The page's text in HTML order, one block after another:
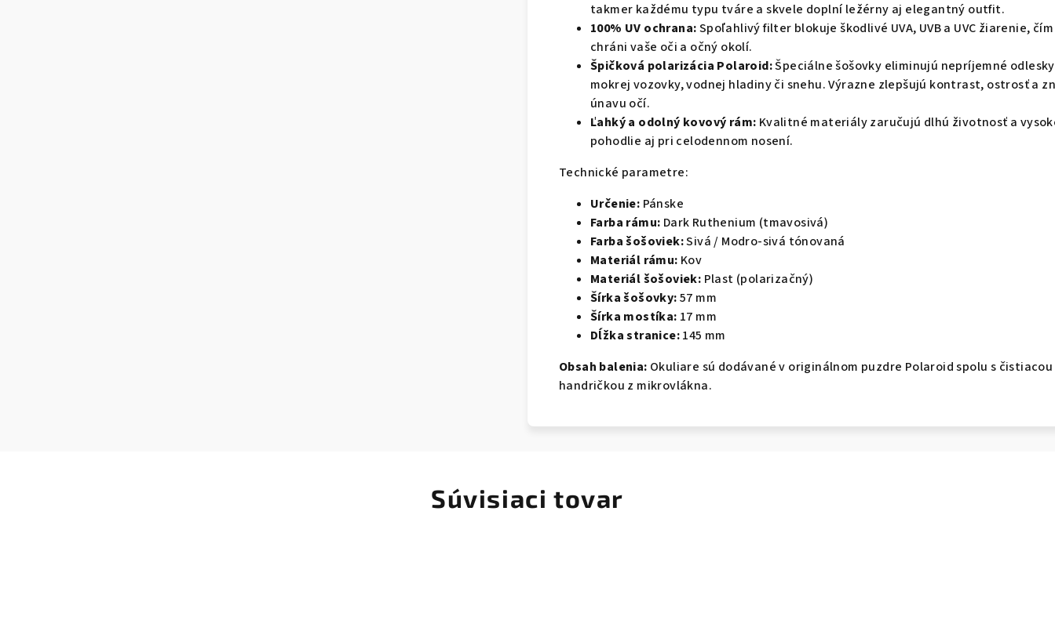
takmer každému typu tváre a skvele doplní ležérny aj elegantný outfit.
100% UV ochrana:Spoľahlivý filter blokuje škodlivé UVA, UVB a UVC žiarenie, čím
chráni vaše oči a očný okolí.
Špičková polarizácia Polaroid:Špeciálne šošovky eliminujú nepríjemné
mokrej vozovky, vodnej hladiny či snehu. Výrazne zlepšujú kontrast, ostrosť a
únavu očí.
Ľahký a odolný kovový rám: Kvalitné materiály zaručujú dlhú životnosť a
pohodlie aj pri celodennom nosení.
Technické parametre:
Určenie: Pánske
Farba rámu: Dark Ruthenium (tmavosivá)
Farba šošoviek:Sivá / Modro-sivá tónovaná
Materiál rámu: Kov
Materiál šošoviek: Plast (polarizačný)
Šírka šošovky:57 mm
Šírka mostíka: 17 mm
Dĺžka stranice:145 mm
Obsah balenia: Okuliare sú dodávané v originálnom puzdre Polaroid spolu s čistiacou
handričkou z mikrovlákna.
Súvisiaci tovar